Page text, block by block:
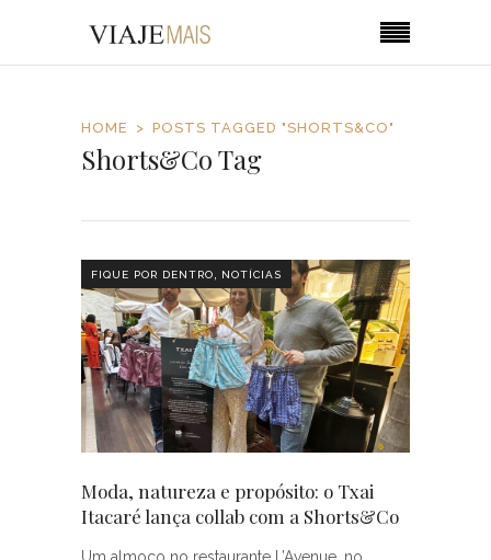
HOME POSTS TAGGED "SHORTS&CO"
Shorts&Co Tag
FIQUE POR DENTRO NOTÍCIAS
Moda, natureza e propósito: o Txai
Itacaré lança collab com a Shorts&Co